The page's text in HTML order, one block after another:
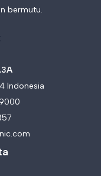
bermutu.
Indonesia